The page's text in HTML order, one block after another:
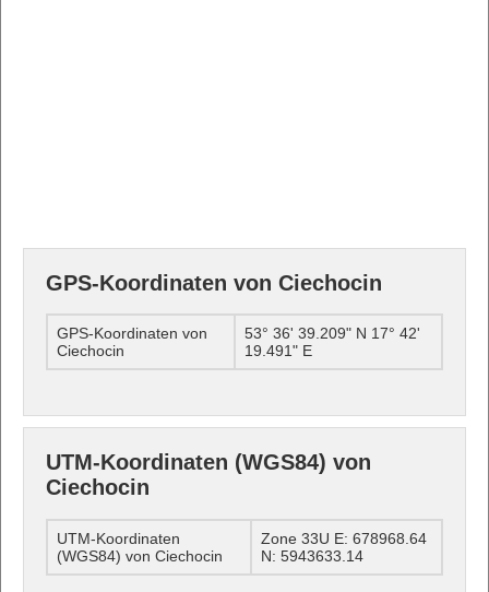
GPS-Koordinaten von Ciechocin
GPS-Koordinaten von
Ciechocin
53° 36' 39.209" N 17° 42'
19.491" E
UTM-Koordinaten (WGS84) von
Ciechocin
UTM-Koordinaten
(WGS84) von Ciechocin
Zone 33U E: 678968.64
N: 5943633.14